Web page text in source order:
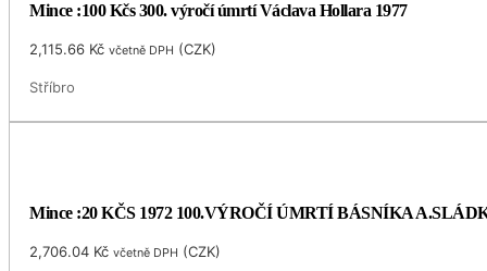
Mince :100 Kčs 300. výročí úmrtí Václava Hollara 1977
2,115.66 Kč včetně DPH (CZK)
Stříbro
Mince :20 KČS 1972 100.VÝROČÍ ÚMRTÍ BÁSNÍKA
2,706.04 Kč včetně DPH (CZK)